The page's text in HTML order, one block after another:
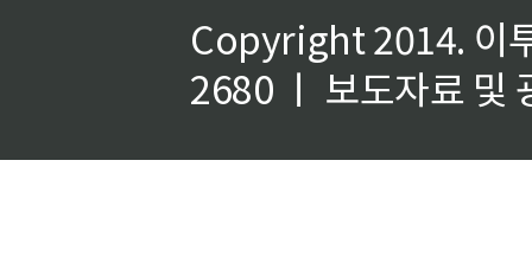
Copyright 2014. 이
2680 ㅣ 보도자료